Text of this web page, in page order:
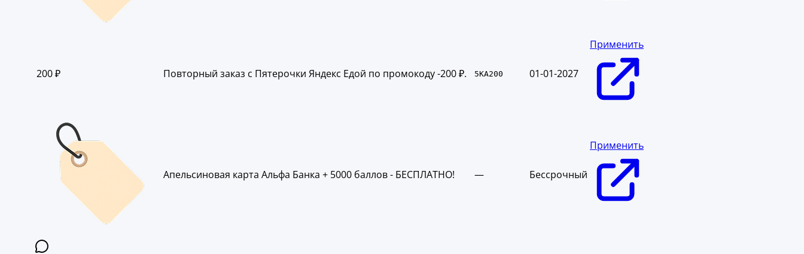
200 ₽ Повторный заказ с Пятерочки Яндекс Едой по промокоду -200 ₽. 5KA200 01-01-2027
Применить
Апельсиновая карта Альфа Банка + 5000 баллов - БЕСПЛАТНО! — Бессрочный
Применить